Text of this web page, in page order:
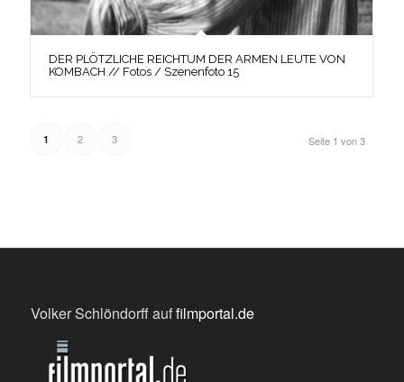
DER PLÖTZLICHE REICHTUM DER ARMEN LEUTE VON
KOMBACH // Fotos / Szenenfoto 15
Seite 1 von 3
1 2 3
Volker Schlöndorff auffilmportal.de